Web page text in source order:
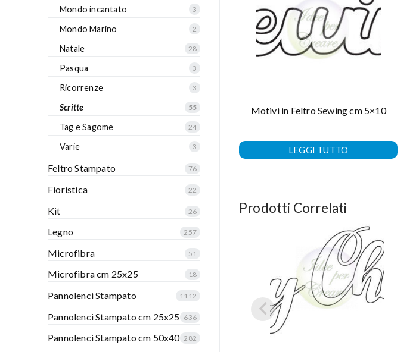
Motivi in Feltro Sewing cm 5×10
LEGGI TUTTO
Prodotti Correlati
Mondo incantato 3
Mondo Marino 2
Natale 28
Pasqua 3
Ricorrenze 3
Scritte 55
Tag e Sagome 24
Varie 3
Feltro Stampato 76
Fioristica 22
Kit 26
Legno 257
Microfibra 51
Microfibra cm 25x25 18
Pannolenci Stampato 1112
Pannolenci Stampato cm 25x25 636
Pannolenci Stampato cm 50x40 282